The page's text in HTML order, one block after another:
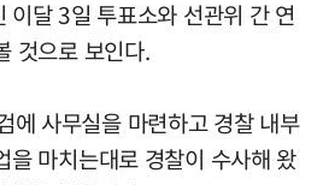
이달 3일 투표소와 선관위 간 연
것으로 보인다.
에 사무실을 마련하고 경찰 내부
을 마치는대로 경찰이 수사해 왔